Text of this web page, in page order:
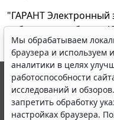
"ГАРАНТ
вебинар по работе с
23 апреля 2026
Мы обрабатываем
браузера и используем
аналитики в целях
работоспособности
исследований и
запретить обработку
настройках браузера.
© ООО "НПП "ГАРАНТ-
выпускается с 1990
являются участниками